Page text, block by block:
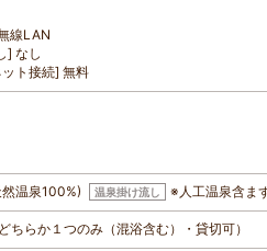
線LAN
] なし
ト接続] 無料
温泉100%) 温泉掛け流し ※人工温泉含ま
ちらか１つのみ（混浴含む）・貸切可）